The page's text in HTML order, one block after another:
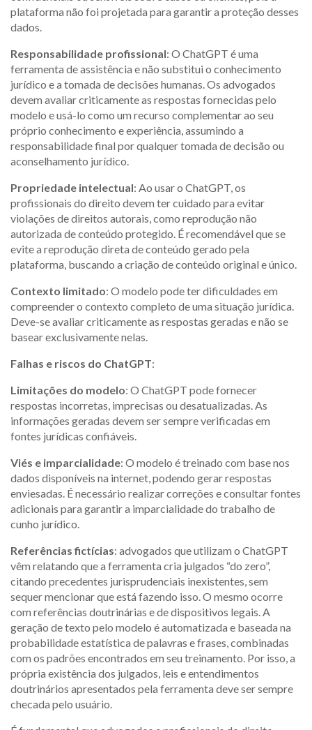
plataforma não foi projetada para garantir a proteção desses
dados.
Responsabilidade profissional: O ChatGPT é uma
ferramenta de assistência e não substitui o conhecimento
jurídico e a tomada de decisões humanas. Os advogados
devem avaliar criticamente as respostas fornecidas pelo
modelo e usá-lo como um recurso complementar ao seu
próprio conhecimento e experiência, assumindo a
responsabilidade final por qualquer tomada de decisão ou
aconselhamento jurídico.
Propriedade intelectual: Ao usar o ChatGPT, os
profissionais do direito devem ter cuidado para evitar
violações de direitos autorais, como reprodução não
autorizada de conteúdo protegido. É recomendável que se
evite a reprodução direta de conteúdo gerado pela
plataforma, buscando a criação de conteúdo original e único.
Contexto limitado: O modelo pode ter dificuldades em
compreender o contexto completo de uma situação jurídica.
Deve-se avaliar criticamente as respostas geradas e não se
basear exclusivamente nelas.
Falhas e riscos do ChatGPT:
Limitações do modelo: O ChatGPT pode fornecer
respostas incorretas, imprecisas ou desatualizadas. As
informações geradas devem ser sempre verificadas em
fontes jurídicas confiáveis.
Viés e imparcialidade: O modelo é treinado com base nos
dados disponíveis na internet, podendo gerar respostas
enviesadas. É necessário realizar correções e consultar fontes
adicionais para garantir a imparcialidade do trabalho de
cunho jurídico.
Referências fictícias: advogados que utilizam o ChatGPT
vêm relatando que a ferramenta cria julgados “do zero”,
citando precedentes jurisprudenciais inexistentes, sem
sequer mencionar que está fazendo isso. O mesmo ocorre
com referências doutrinárias e de dispositivos legais. A
geração de texto pelo modelo é automatizada e baseada na
probabilidade estatística de palavras e frases, combinadas
com os padrões encontrados em seu treinamento. Por isso, a
própria existência dos julgados, leis e entendimentos
doutrinários apresentados pela ferramenta deve ser sempre
checada pelo usuário.